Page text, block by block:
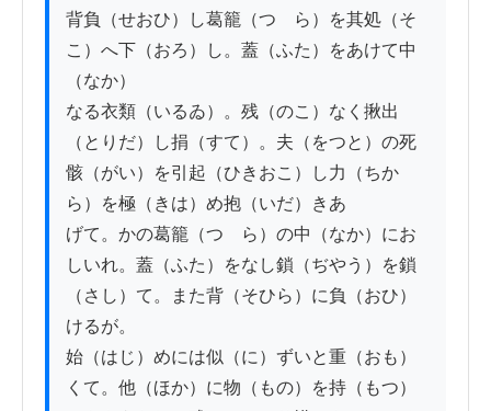
背負（せおひ）し葛籠（つゞら）を其処（そ
こ）へ下（おろ）し。蓋（ふた）をあけて中
（なか）
なる衣類（いるゐ）。残（のこ）なく揪出
（とりだ）し捐（すて）。夫（をつと）の死
骸（がい）を引起（ひきおこ）し力（ちか
ら）を極（きは）め抱（いだ）きあ
げて。かの葛籠（つゞら）の中（なか）にお
しいれ。蓋（ふた）をなし鎖（ぢやう）を鎖
（さし）て。また背（そひら）に負（おひ）
けるが。
始（はじ）めには似（に）ずいと重（おも）
くて。他（ほか）に物（もの）を持（もつ）